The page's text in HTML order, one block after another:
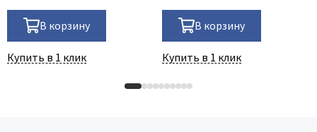
В корзину
Купить в 1 клик
В корзину
Купить в 1 клик